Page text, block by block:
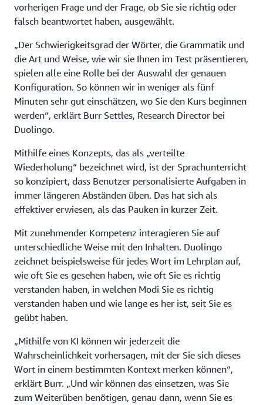
vorherigen Frage und der Frage, ob Sie sie richtig oder
falsch beantwortet haben, ausgewählt.
„Der Schwierigkeitsgrad der Wörter, die Grammatik und
die Art und Weise, wie wir sie Ihnen im Test präsentieren,
spielen alle eine Rolle bei der Auswahl der genauen
Konfiguration. So können wir in weniger als fünf
Minuten sehr gut einschätzen, wo Sie den Kurs beginnen
werden“, erklärt Burr Settles, Research Director bei
Duolingo.
Mithilfe eines Konzepts, das als „verteilte
Wiederholung“ bezeichnet wird, ist der Sprachunterricht
so konzipiert, dass Benutzer personalisierte Aufgaben in
immer längeren Abständen üben. Das hat sich als
effektiver erwiesen, als das Pauken in kurzer Zeit.
Mit zunehmender Kompetenz interagieren Sie auf
unterschiedliche Weise mit den Inhalten. Duolingo
zeichnet beispielsweise für jedes Wort im Lehrplan auf,
wie oft Sie es gesehen haben, wie oft Sie es richtig
verstanden haben, in welchen Modi Sie es richtig
verstanden haben und wie lange es her ist, seit Sie es
geübt haben.
„Mithilfe von KI können wir jederzeit die
Wahrscheinlichkeit vorhersagen, mit der Sie sich dieses
Wort in einem bestimmten Kontext merken können“,
erklärt Burr. „Und wir können das einsetzen, was Sie
zum Weiterüben benötigen, genau dann, wenn Sie es